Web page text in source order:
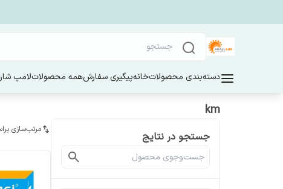
دسته‌بندی محصولاتخانهپیگیری سفارشهمه محصولاتلامپ
km
جستجو در نتایج
مرتب‌سازی